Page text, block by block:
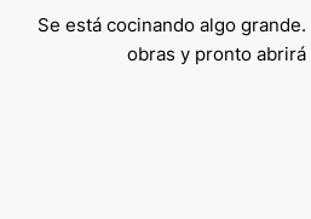
Se está cocinando algo
obras y pronto abrirá